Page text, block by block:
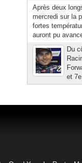
Après deux
mercredi sur la
fortes
auront pu
Du
et